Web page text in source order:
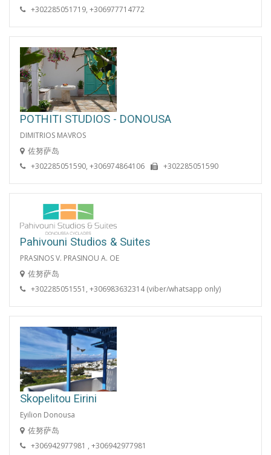
+302285051719, +306977714772
POTHITI STUDIOS - DONOUSA
DIMITRIOS MAVROS
佐努萨岛
+302285051590, +306974864106 +302285051590
Pahivouni Studios & Suites
PRASINOS V. PRASINOU A. OE
佐努萨岛
+302285051551, +306983632314 (viber/whatsapp only)
Skopelitou Eirini
Eyilion Donousa
佐努萨岛
+306942977981 , +306942977981